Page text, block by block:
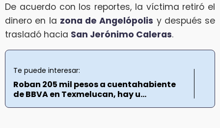
De acuerdo con los reportes, la víctima retiró el
dinero en la zona de Angelópolis y después se
trasladó hacia San Jerónimo Caleras.
Te puede interesar:
Roban 205 mil pesos a cuentahabiente
de BBVA en Texmelucan, hay u...